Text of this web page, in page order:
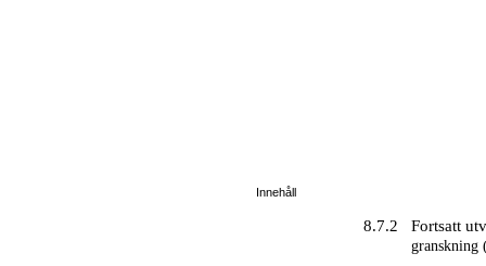
Innehåll
8.7.2 Fortsatt